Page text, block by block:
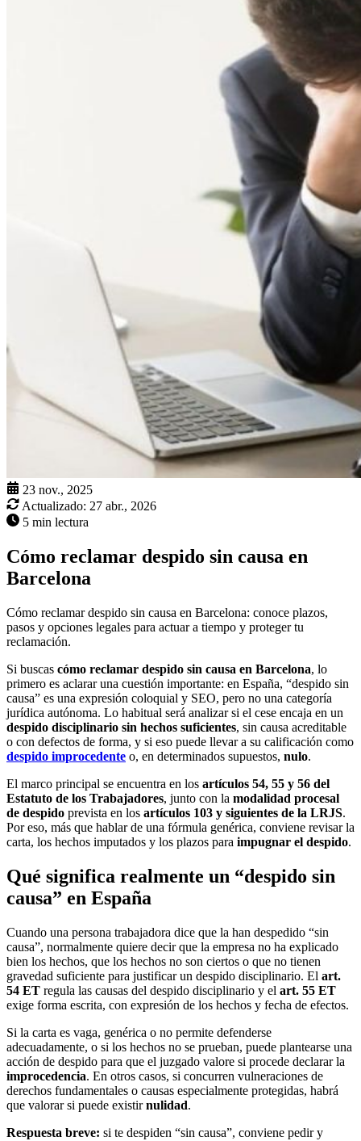
23 nov., 2025
Actualizado: 27 abr., 2026
5 min lectura
Cómo reclamar despido sin causa en
Barcelona
Cómo reclamar despido sin causa en Barcelona: conoce plazos,
pasos y opciones legales para actuar a tiempo y proteger tu
reclamación.
Si buscas cómo reclamar despido sin causa en Barcelona, lo
primero es aclarar una cuestión importante: en España, “despido sin
causa” es una expresión coloquial y SEO, pero no una categoría
jurídica autónoma. Lo habitual será analizar si el cese encaja en un
despido disciplinario sin hechos suficientes, sin causa acreditable
o con defectos de forma, y si eso puede llevar a su calificación como
despido improcedente o, en determinados supuestos, nulo.
El marco principal se encuentra en los artículos 54, 55 y 56 del
Estatuto de los Trabajadores, junto con la modalidad procesal
de despido prevista en los artículos 103 y siguientes de la LRJS.
Por eso, más que hablar de una fórmula genérica, conviene revisar la
carta, los hechos imputados y los plazos para impugnar el despido.
Qué significa realmente un “despido sin
causa” en España
Cuando una persona trabajadora dice que la han despedido “sin
causa”, normalmente quiere decir que la empresa no ha explicado
bien los hechos, que los hechos no son ciertos o que no tienen
gravedad suficiente para justificar un despido disciplinario. El art.
54 ET regula las causas del despido disciplinario y el art. 55 ET
exige forma escrita, con expresión de los hechos y fecha de efectos.
Si la carta es vaga, genérica o no permite defenderse
adecuadamente, o si los hechos no se prueban, puede plantearse una
acción de despido para que el juzgado valore si procede declarar la
improcedencia. En otros casos, si concurren vulneraciones de
derechos fundamentales o causas especialmente protegidas, habrá
que valorar si puede existirnulidad.
Respuesta breve: si te despiden “sin causa”, conviene pedir y